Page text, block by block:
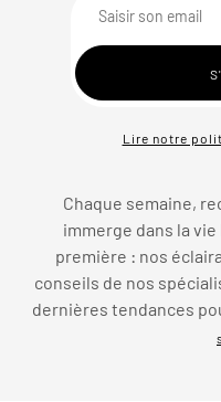
Lire notre
Chaque semaine,
immerge dans la
première : nos
conseils de nos
dernières tendances